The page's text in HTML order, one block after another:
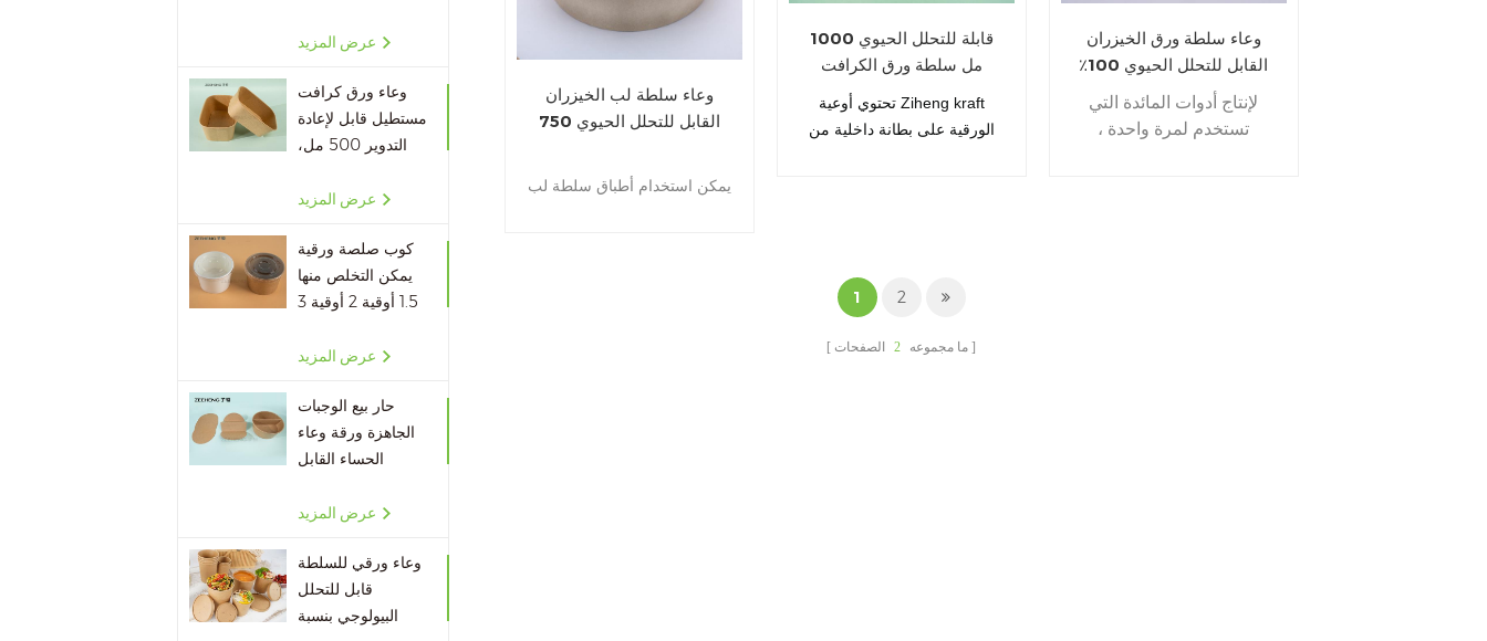
عرض المزيد
وعاء ورق كرافت
مستطيل قابل لإعادة
التدوير 500 مل،
1000 مل
عرض المزيد
كوب صلصة ورقية
يمكن التخلص منها
1.5 أوقية 2 أوقية 3
عرض المزيد
حار بيع الوجبات
الجاهزة ورقة وعاء
الحساء القابل
الورق
عرض المزيد
وعاء ورقي للسلطة
قابل للتحلل
البيولوجي بنسبة
وعاء سلطة لب الخيزران
القابل للتحلل الحيوي 750
يمكن استخدام أطباق سلطة لب
قابلة للتحلل الحيوي 1000
مل سلطة ورق الكرافت
السلطانيات مع اغطية
تحتوي أوعية Ziheng kraft
الورقية على بطانة داخلية من
وعاء سلطة ورق الخيزران
القابل للتحلل الحيوي 100٪
مع أغطية
لإنتاج أدوات المائدة التي
تستخدم لمرة واحدة ،
1 2
ما مجموعه 2 الصفحات